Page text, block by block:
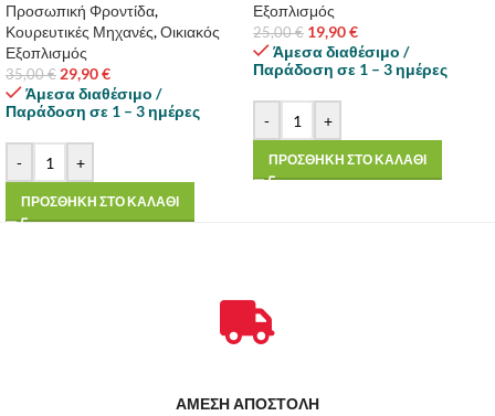
Προσωπική Φροντίδα,
Κουρευτικές Μηχανές,Οικιακός
Εξοπλισμός
35,00€ 29,90€
Άμεσα διαθέσιμο /
Παράδοση σε 1 – 3 ημέρες
- +
ΠΡΟΣΘΗΚΗ ΣΤΟ ΚΑΛΑΘΙ
Εξοπλισμός
25,00€ 19,90€
Άμεσα διαθέσιμο /
Παράδοση σε 1 – 3 ημέρες
- +
ΠΡΟΣΘΗΚΗ ΣΤΟ ΚΑΛΑΘΙ
ΑΜΕΣΗ ΑΠΟΣΤΟΛΗ